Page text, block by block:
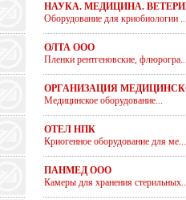
НАУКА. МЕДИЦИНА.
Оборудование для криобиологии ...
ОЛТА ООО
Пленки рентгеновские, флюрогра...
ОРГАНИЗАЦИЯ
Медицинское оборудование...
ОТЕЛ НПК
Криогенное оборудование для ме...
ПАНМЕД ООО
Камеры для хранения